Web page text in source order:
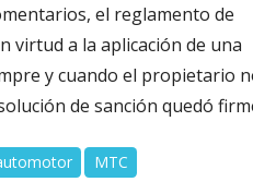
el reglamento de
virtud a la aplicación de una
y cuando el propietario
de sanción quedó
MTC